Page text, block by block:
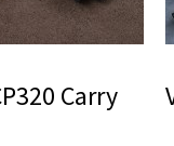
Carry